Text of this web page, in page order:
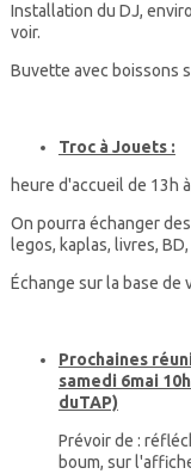
Installation du DJ,
voir.
Buvette avec boissons
Troc à Jouets :
heure d'accueil de 13h
On pourra échanger
legos, kaplas, livres,
Échange sur la base de
Prochaines
samedi 6mai
duTAP)
Prévoir de :
boum, sur